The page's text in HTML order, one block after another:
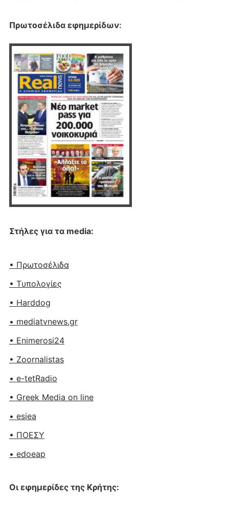
Πρωτοσέλιδα εφημερίδων:
Στήλες για τα media:
• Πρωτοσέλιδα
• Tυπολογίες
• Harddog
• mediatvnews.gr
• Enimerosi24
• Zoornalistas
• e-tetRadio
• Greek Media on line
• esiea
• ΠΟΕΣΥ
• edoeap
Οι εφημερίδες της Κρήτης: